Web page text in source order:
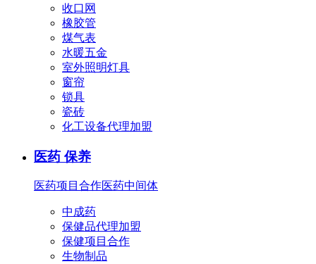
收口网
橡胶管
煤气表
水暖五金
室外照明灯具
窗帘
锁具
瓷砖
化工设备代理加盟
医药 保养
医药项目合作医药中间体
中成药
保健品代理加盟
保健项目合作
生物制品